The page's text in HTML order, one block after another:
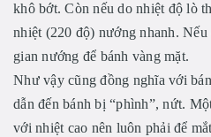
khô bớt. Còn nếu do nhiệt độ lò
nhiệt (220 độ) nướng nhanh.
gian nướng để bánh vàng mặt.
Như vậy cũng đồng nghĩa với
dẫn đến bánh bị “phình”, nứt.
với nhiệt cao nên luôn phải để